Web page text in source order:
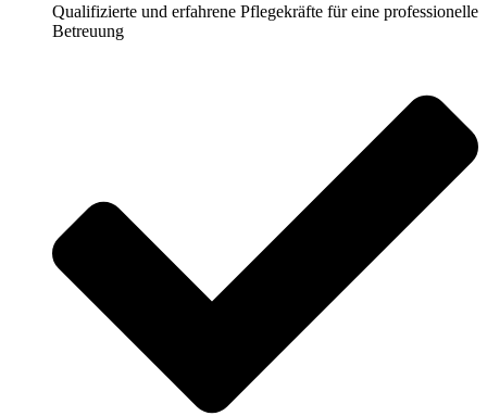
Qualifizierte und erfahrene Pflegekräfte für eine professionelle
Betreuung